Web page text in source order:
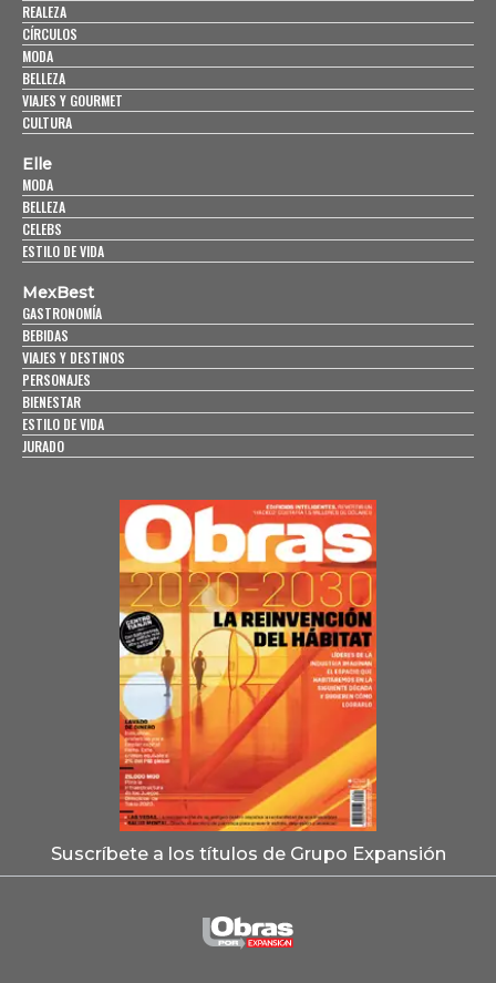
REALEZA
CÍRCULOS
MODA
BELLEZA
VIAJES Y GOURMET
CULTURA
Elle
MODA
BELLEZA
CELEBS
ESTILO DE VIDA
MexBest
GASTRONOMÍA
BEBIDAS
VIAJES Y DESTINOS
PERSONAJES
BIENESTAR
ESTILO DE VIDA
JURADO
Suscríbete a los títulos de Grupo Expansión